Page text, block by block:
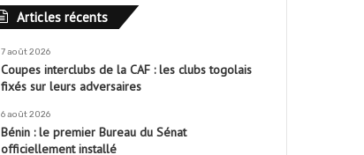
Articles récents
7 août 2026
Coupes interclubs de la CAF : les clubs togolais
fixés sur leurs adversaires
6 août 2026
Bénin : le premier Bureau du Sénat
officiellement installé